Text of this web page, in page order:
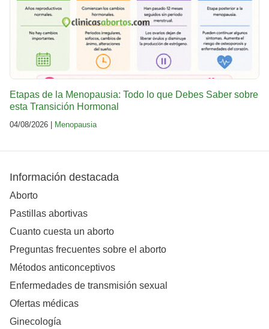
Etapas de la Menopausia: Todo lo que Debes Saber sobre
esta Transición Hormonal
04/08/2026 | Menopausia
Información destacada
Aborto
Pastillas abortivas
Cuanto cuesta un aborto
Preguntas frecuentes sobre el aborto
Métodos anticonceptivos
Enfermedades de transmisión sexual
Ofertas médicas
Ginecología